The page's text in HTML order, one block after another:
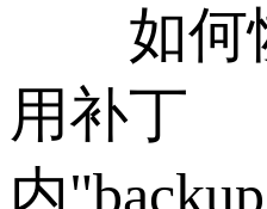
如何
用补丁
内